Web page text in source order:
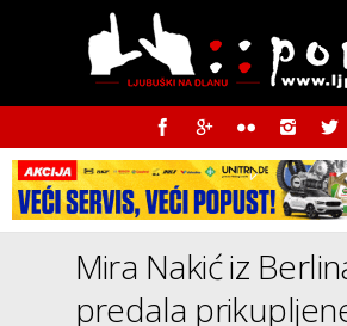
Mira Nakić iz
predala